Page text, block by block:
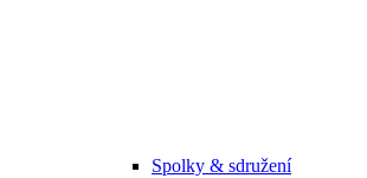
Spolky & sdružení